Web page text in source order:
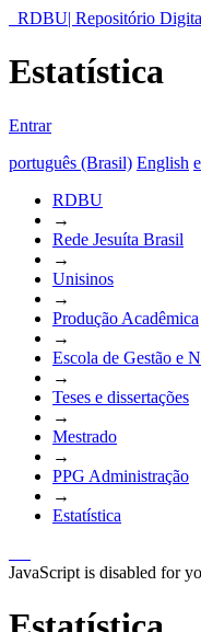
RDBU| Repositório
Estatística
Entrar
português (Brasil) English
RDBU
→
Rede Jesuíta Brasil
→
Unisinos
→
Produção Acadêmica
→
Escola de Gestão e
→
Teses e dissertações
→
Mestrado
→
PPG Administração
→
Estatística
JavaScript is disabled for